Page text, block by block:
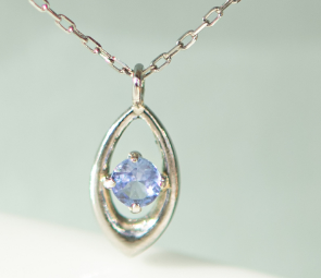
ネックレス
Other
その他
Tanzanite
12月 タンザナイト
Amulet アミュレット 商品一覧